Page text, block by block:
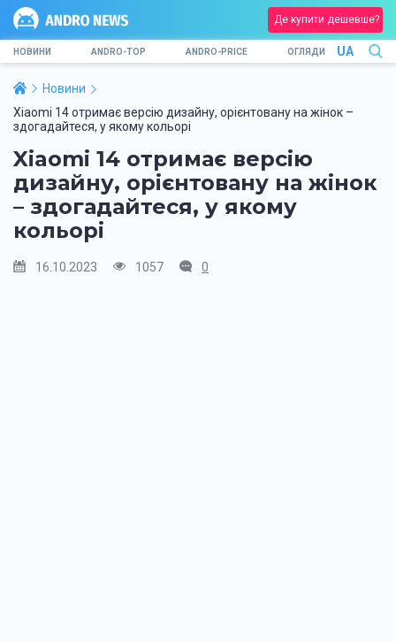
Де купити дешевше?
НОВИНИ ANDRO-TOP ANDRO-PRICE ОГЛЯДИ UA
Новини
Xiaomi 14 отримає версію дизайну, орієнтовану на жінок –
здогадайтеся, у якому кольорі
Xiaomi 14 отримає версію
дизайну, орієнтовану на жінок
– здогадайтеся, у якому
кольорі
16.10.2023 1057 0